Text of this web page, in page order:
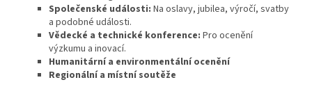
Společenské události: Na oslavy, jubilea, výročí, svatby
a podobné události.
Vědecké a technické konference: Pro ocenění
výzkumu a inovací.
Humanitární a environmentální ocenění
Regionální a místní soutěže